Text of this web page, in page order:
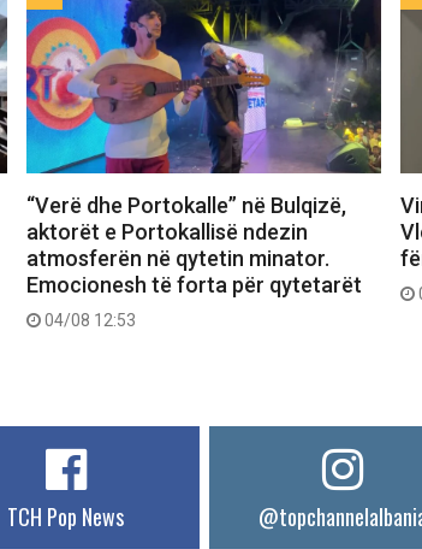
“Verë dhe Portokalle” në Bulqizë,
aktorët e Portokallisë ndezin
atmosferën në qytetin minator.
Emocionesh të forta për qytetarët
04/08 12:53
TCH Pop News